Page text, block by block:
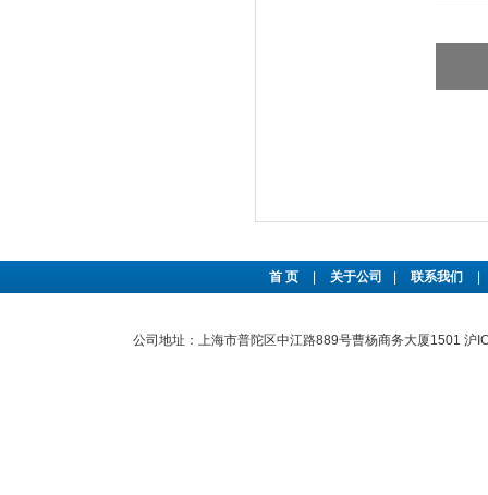
首 页 关于公司 联系我们
公司地址：上海市普陀区中江路889号曹杨商务大厦1501 沪